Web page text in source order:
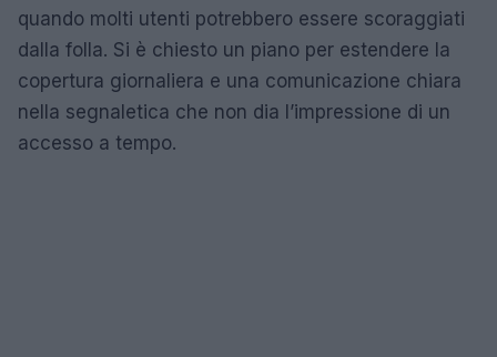
quando molti utenti potrebbero essere scoraggiati
dalla folla. Si è chiesto un piano per estendere la
copertura giornaliera e una comunicazione chiara
nella segnaletica che non dia l’impressione di un
accesso a tempo.